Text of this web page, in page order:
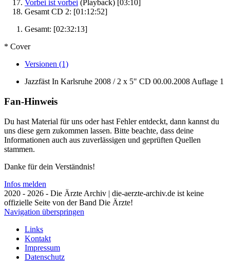
Vorbei ist vorbei (Playback) [03:10]
Gesamt CD 2: [01:12:52]
Gesamt: [02:32:13]
* Cover
Versionen (1)
Jazzfäst In Karlsruhe 2008 / 2 x 5" CD 00.00.2008 Auflage 1
Fan-Hinweis
Du hast Material für uns oder hast Fehler entdeckt, dann kannst du
uns diese gern zukommen lassen. Bitte beachte, dass deine
Informationen auch aus zuverlässigen und geprüften Quellen
stammen.
Danke für dein Verständnis!
Infos melden
2020 - 2026 - Die Ärzte Archiv | die-aerzte-archiv.de ist keine
offizielle Seite von der Band Die Ärzte!
Navigation überspringen
Links
Kontakt
Impressum
Datenschutz